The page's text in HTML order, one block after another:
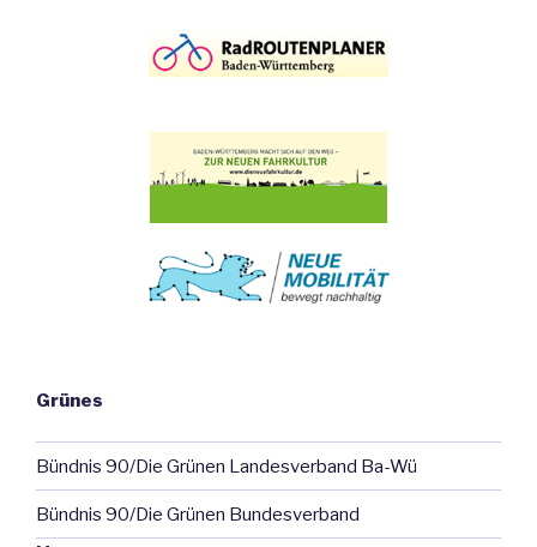
Grünes
Bündnis 90/Die Grünen Landesverband Ba-Wü
Bündnis 90/Die Grünen Bundesverband